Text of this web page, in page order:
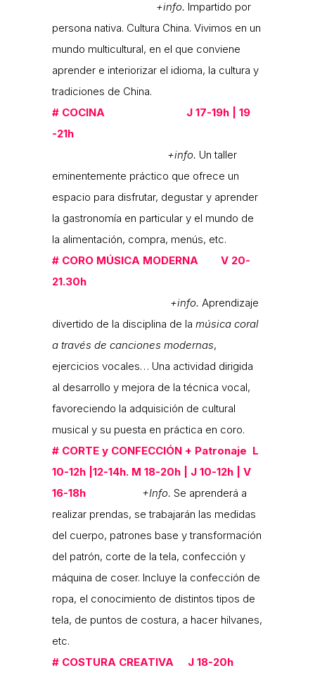
+info. Impartido por
persona nativa. Cultura China. Vivimos en un
mundo multicultural, en el que conviene
aprender e interiorizar el idioma, la cultura y
tradiciones de China.
# COCINA J 17-19h | 19
-21h
+info. Un taller
eminentemente práctico que ofrece un
espacio para disfrutar, degustar y aprender
la gastronomía en particular y el mundo de
la alimentación, compra, menús, etc.
# CORO MÚSICA MODERNA V 20-
21.30h
+info. Aprendizaje
divertido de la disciplina de la música coral
a través de canciones modernas,
ejercicios vocales… Una actividad dirigida
al desarrollo y mejora de la técnica vocal,
favoreciendo la adquisición de cultural
musical y su puesta en práctica en coro.
# CORTE y CONFECCIÓN + Patronaje L
10-12h |12-14h. M 18-20h | J 10-12h | V
16-18h
+Info. Se aprenderá a
realizar prendas, se trabajarán las medidas
del cuerpo, patrones base y transformación
del patrón, corte de la tela, confección y
máquina de coser. Incluye la confección de
ropa, el conocimiento de distintos tipos de
tela, de puntos de costura, a hacer hilvanes,
etc.
# COSTURA CREATIVA J 18-20h